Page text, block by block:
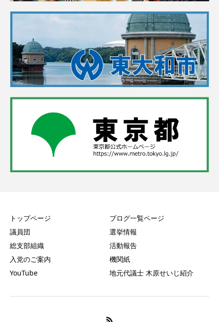
トップページ
議員団
総支部組織
入党のご案内
YouTube
ブログ一覧ページ
選挙情報
活動報告
機関紙
地元代議士 木原せいじ紹介